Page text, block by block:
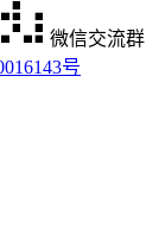
微信交流群
号